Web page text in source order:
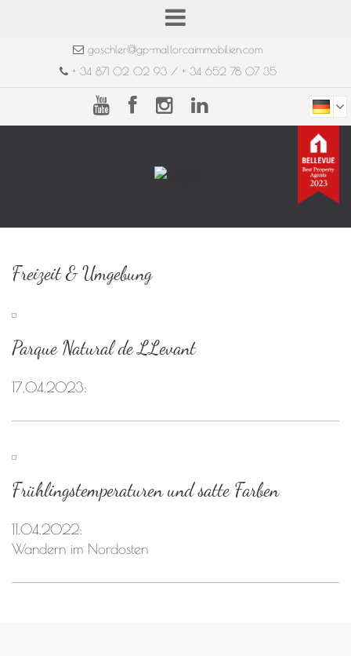
goschler@gp-mallorcaimmobilien.com
+ 34 871 02 02 93 / + 34 652 78 07 35
Freizeit & Umgebung
Parque Natural de LLevant
17.04.2023:
Frühlingstemperaturen und satte Farben
11.04.2022:
Wandern im Nordosten